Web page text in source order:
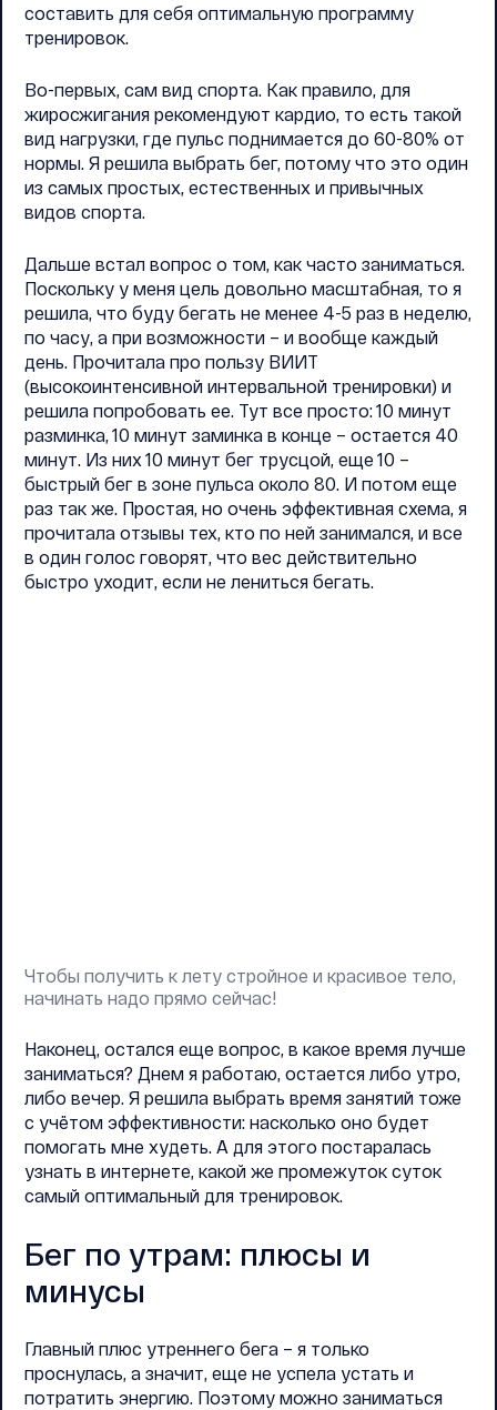
составить для себя оптимальную программу
тренировок.
Во-первых, сам вид спорта. Как правило, для
жиросжигания рекомендуют кардио, то есть такой
вид нагрузки, где пульс поднимается до 60-80% от
нормы. Я решила выбрать бег, потому что это один
из самых простых, естественных и привычных
видов спорта.
Дальше встал вопрос о том, как часто заниматься.
Поскольку у меня цель довольно масштабная, то я
решила, что буду бегать не менее 4-5 раз в неделю,
по часу, а при возможности – и вообще каждый
день. Прочитала про пользу ВИИТ
(высокоинтенсивной интервальной тренировки) и
решила попробовать ее. Тут все просто: 10 минут
разминка, 10 минут заминка в конце – остается 40
минут. Из них 10 минут бег трусцой, еще 10 –
быстрый бег в зоне пульса около 80. И потом еще
раз так же. Простая, но очень эффективная схема, я
прочитала отзывы тех, кто по ней занимался, и все
в один голос говорят, что вес действительно
быстро уходит, если не лениться бегать.
Чтобы получить к лету стройное и красивое тело,
начинать надо прямо сейчас!
Наконец, остался еще вопрос, в какое время лучше
заниматься? Днем я работаю, остается либо утро,
либо вечер. Я решила выбрать время занятий тоже
с учётом эффективности: насколько оно будет
помогать мне худеть. А для этого постаралась
узнать в интернете, какой же промежуток суток
самый оптимальный для тренировок.
Бег по утрам: плюсы и
минусы
Главный плюс утреннего бега – я только
проснулась, а значит, еще не успела устать и
потратить энергию. Поэтому можно заниматься